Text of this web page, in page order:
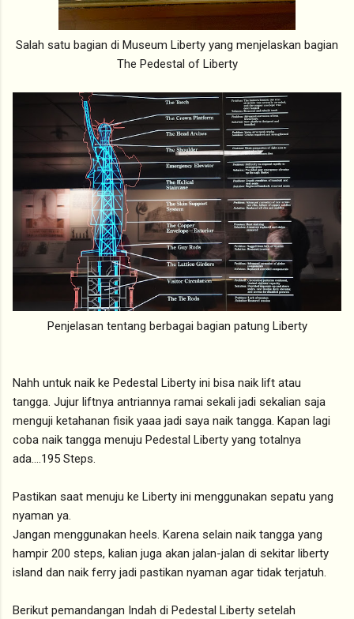
Salah satu bagian di Museum Liberty yang menjelaskan bagian
The Pedestal of Liberty
Penjelasan tentang berbagai bagian patung Liberty
Nahh untuk naik ke Pedestal Liberty ini bisa naik lift atau
tangga. Jujur liftnya antriannya ramai sekali jadi sekalian saja
menguji ketahanan fisik yaaa jadi saya naik tangga. Kapan lagi
coba naik tangga menuju Pedestal Liberty yang totalnya
ada....195 Steps.
Pastikan saat menuju ke Liberty ini menggunakan sepatu yang
nyaman ya.
Jangan menggunakan heels. Karena selain naik tangga yang
hampir 200 steps, kalian juga akan jalan-jalan di sekitar liberty
island dan naik ferry jadi pastikan nyaman agar tidak terjatuh.
Berikut pemandangan Indah di Pedestal Liberty setelah